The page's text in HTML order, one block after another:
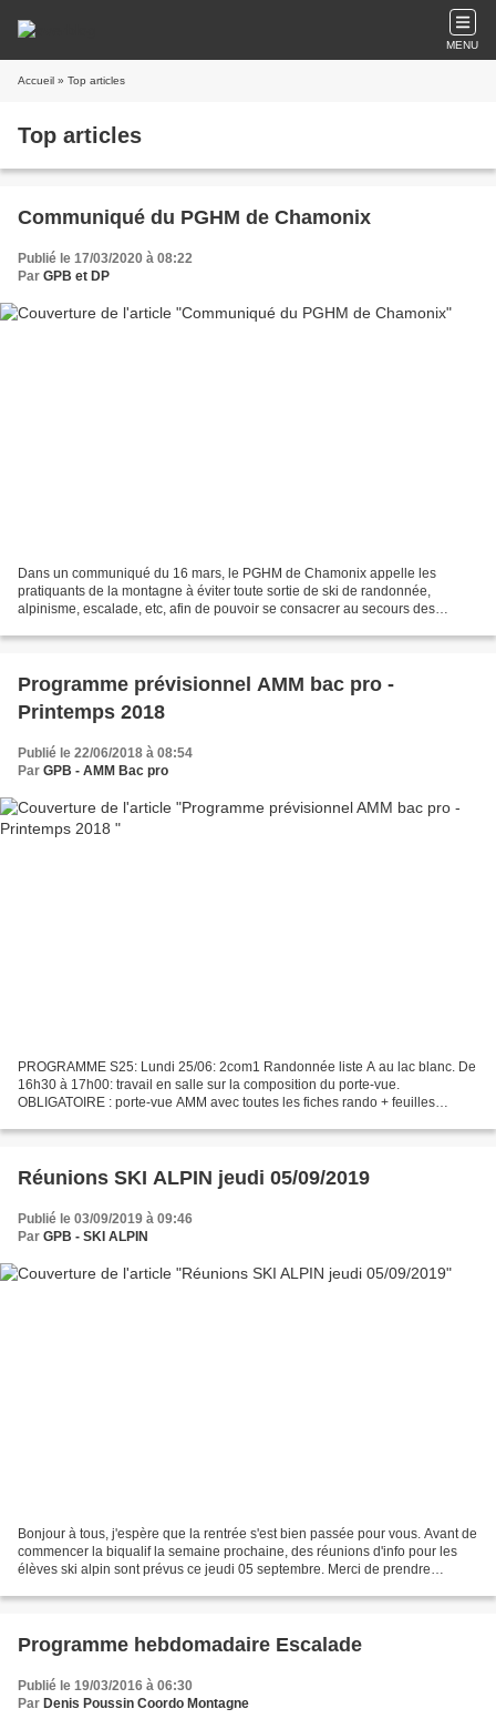
MENU
Accueil » Top articles
Top articles
Communiqué du PGHM de Chamonix
Publié le 17/03/2020 à 08:22
Par GPB et DP
Dans un communiqué du 16 mars, le PGHM de Chamonix appelle les
pratiquants de la montagne à éviter toute sortie de ski de randonnée,
alpinisme, escalade, etc, afin de pouvoir se consacrer au secours des
Programme prévisionnel AMM bac pro -
Printemps 2018
Publié le 22/06/2018 à 08:54
Par GPB - AMM Bac pro
PROGRAMME S25: Lundi 25/06: 2com1 Randonnée liste A au lac blanc. De
16h30 à 17h00: travail en salle sur la composition du porte-vue.
OBLIGATOIRE : porte-vue AMM avec toutes les fiches rando + feuilles
Réunions SKI ALPIN jeudi 05/09/2019
Publié le 03/09/2019 à 09:46
Par GPB - SKI ALPIN
Bonjour à tous, j'espère que la rentrée s'est bien passée pour vous. Avant de
commencer la biqualif la semaine prochaine, des réunions d'info pour les
élèves ski alpin sont prévus ce jeudi 05 septembre. Merci de prendre
Programme hebdomadaire Escalade
Publié le 19/03/2016 à 06:30
Par Denis Poussin Coordo Montagne